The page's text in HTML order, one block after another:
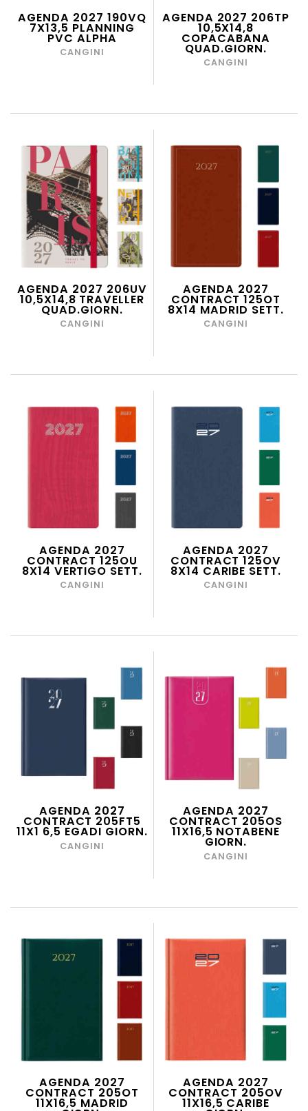
AGENDA 2027 190VQ
7X13,5 PLANNING
PVC ALPHA
CANGINI
AGENDA 2027 206TP
10,5X14,8
COPACABANA
QUAD.GIORN.
CANGINI
AGENDA 2027 206UV
10,5X14,8 TRAVELLER
QUAD.GIORN.
CANGINI
AGENDA 2027
CONTRACT 125OT
8X14 MADRID SETT.
CANGINI
AGENDA 2027
CONTRACT 125OU
8X14 VERTIGO SETT.
CANGINI
AGENDA 2027
CONTRACT 125OV
8X14 CARIBE SETT.
CANGINI
AGENDA 2027
CONTRACT 205FT5
11X1 6,5 EGADI GIORN.
CANGINI
AGENDA 2027
CONTRACT 205OS
11X16,5 NOTABENE
GIORN.
CANGINI
AGENDA 2027
CONTRACT 205OT
11X16,5 MADRID
AGENDA 2027
CONTRACT 205OV
11X16,5 CARIBE